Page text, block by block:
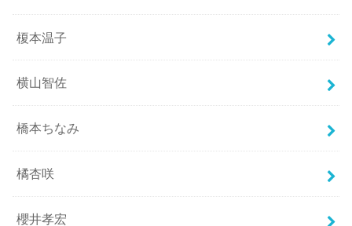
榎本温子
横山智佐
橋本ちなみ
橘杏咲
櫻井孝宏